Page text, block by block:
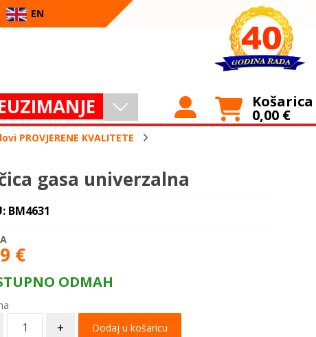
EN
Košarica
0,00 €
PROVJERENE KVALITETE
gasa univerzalna
BM4631
€
ODMAH
+ Dodaj u košaricu